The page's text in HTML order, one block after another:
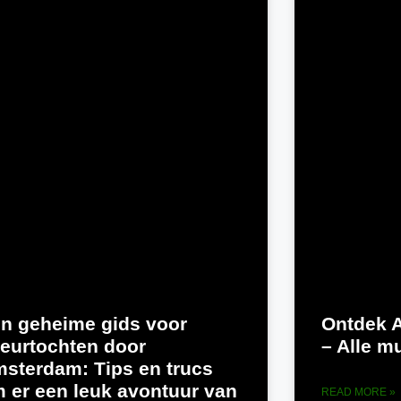
geheime gids voor
door
Tips en trucs
er een leuk avontuur van
Ontdek
– Alle
READ MORE »